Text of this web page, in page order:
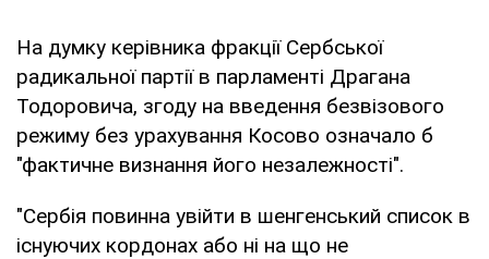
На думку керівника фракції Сербської
радикальної партії в парламенті Драгана
Тодоровича, згоду на введення безвізового
режиму без урахування Косово означало б
"фактичне визнання його незалежності".
"Сербія повинна увійти в шенгенський список в
існуючих кордонах або ні на що не